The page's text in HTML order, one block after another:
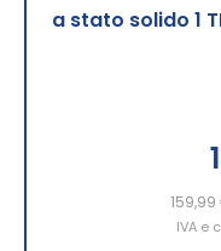
a stato solido 1
159,99
IVA e